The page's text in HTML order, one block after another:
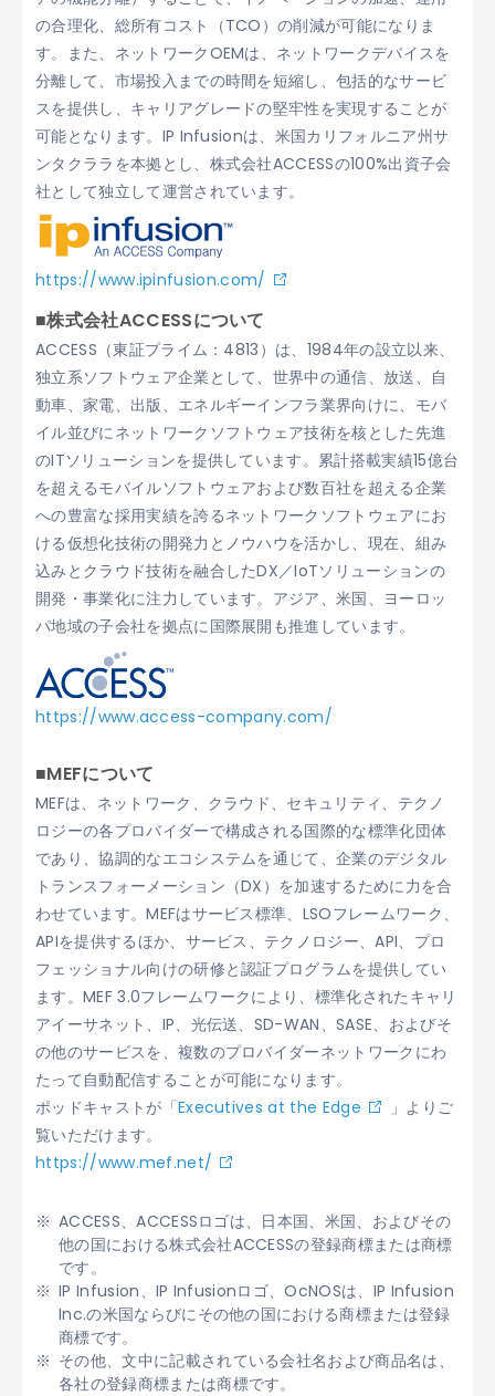
の合理化、総所有コスト（TCO）の削減が可能になりま
す。また、ネットワークOEMは、ネットワークデバイスを
分離して、市場投入までの時間を短縮し、包括的なサービ
スを提供し、キャリアグレードの堅牢性を実現することが
可能となります。IP Infusionは、米国カリフォルニア州サ
ンタクララを本拠とし、株式会社ACCESSの100%出資子会
社として独立して運営されています。
https://www.ipinfusion.com/
■株式会社ACCESSについて
ACCESS（東証プライム：4813）は、1984年の設立以来、
独立系ソフトウェア企業として、世界中の通信、放送、自
動車、家電、出版、エネルギーインフラ業界向けに、モバ
イル並びにネットワークソフトウェア技術を核とした先進
のITソリューションを提供しています。累計搭載実績15億台
を超えるモバイルソフトウェアおよび数百社を超える企業
への豊富な採用実績を誇るネットワークソフトウェアにお
ける仮想化技術の開発力とノウハウを活かし、現在、組み
込みとクラウド技術を融合したDX／IoTソリューションの
開発・事業化に注力しています。アジア、米国、ヨーロッ
パ地域の子会社を拠点に国際展開も推進しています。
https://www.access-company.com/
■MEFについて
MEFは、ネットワーク、クラウド、セキュリティ、テクノ
ロジーの各プロバイダーで構成される国際的な標準化団体
であり、協調的なエコシステムを通じて、企業のデジタル
トランスフォーメーション（DX）を加速するために力を合
わせています。MEFはサービス標準、LSOフレームワーク、
APIを提供するほか、サービス、テクノロジー、API、プロ
フェッショナル向けの研修と認証プログラムを提供してい
ます。MEF 3.0フレームワークにより、標準化されたキャリ
アイーサネット、IP、光伝送、SD-WAN、SASE、およびそ
の他のサービスを、複数のプロバイダーネットワークにわ
たって自動配信することが可能になります。
ポッドキャストが「Executives at the Edge
」よりご
覧いただけます。
https://www.mef.net/
ACCESS、ACCESSロゴは、日本国、米国、およびその
他の国における株式会社ACCESSの登録商標または商標
です。
IP Infusion、IP Infusionロゴ、OcNOSは、IP Infusion
Inc.の米国ならびにその他の国における商標または登録
商標です。
その他、文中に記載されている会社名および商品名は、
各社の登録商標または商標です。